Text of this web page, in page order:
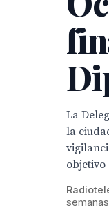
La
la
objetivo
semanas